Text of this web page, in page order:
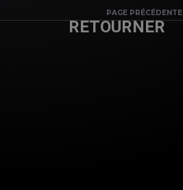
PAGE PRÉCÉDENTE
RETOURNER